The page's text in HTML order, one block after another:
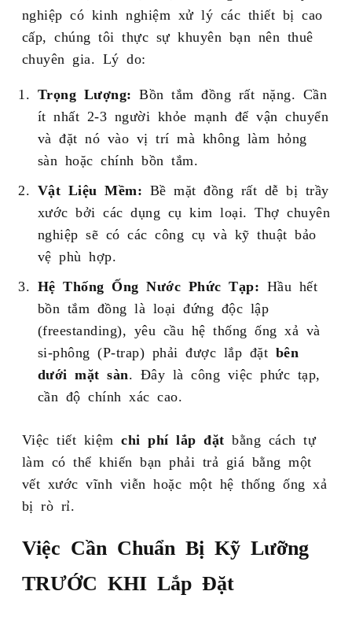
nghiệp có kinh nghiệm xử lý các thiết bị cao
cấp, chúng tôi thực sự khuyên bạn nên thuê
chuyên gia. Lý do:
Trọng Lượng: Bồn tắm đồng rất nặng. Cần
ít nhất 2-3 người khỏe mạnh để vận chuyển
và đặt nó vào vị trí mà không làm hỏng
sàn hoặc chính bồn tắm.
Vật Liệu Mềm: Bề mặt đồng rất dễ bị trầy
xước bởi các dụng cụ kim loại. Thợ chuyên
nghiệp sẽ có các công cụ và kỹ thuật bảo
vệ phù hợp.
Hệ Thống Ống Nước Phức Tạp: Hầu hết
bồn tắm đồng là loại đứng độc lập
(freestanding), yêu cầu hệ thống ống xả và
si-phông (P-trap) phải được lắp đặt bên
dưới mặt sàn . Đây là công việc phức tạp,
cần độ chính xác cao.
Việc tiết kiệmchi phí lắp đặt bằng cách tự
làm có thể khiến bạn phải trả giá bằng một
vết xước vĩnh viễn hoặc một hệ thống ống xả
bị rò rỉ.
Việc Cần Chuẩn Bị Kỹ Lưỡng
TRƯỚC KHI Lắp Đặt